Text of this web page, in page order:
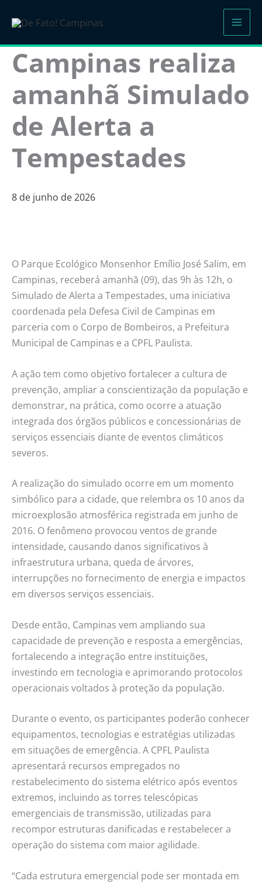
para
conteúdo
Campinas realiza
amanhã Simulado
de Alerta a
Tempestades
8 de junho de 2026
O Parque Ecológico Monsenhor Emílio José Salim, em
Campinas, receberá amanhã (09), das 9h às 12h, o
Simulado de Alerta a Tempestades, uma iniciativa
coordenada pela Defesa Civil de Campinas em
parceria com o Corpo de Bombeiros, a Prefeitura
Municipal de Campinas e a CPFL Paulista.
A ação tem como objetivo fortalecer a cultura de
prevenção, ampliar a conscientização da população e
demonstrar, na prática, como ocorre a atuação
integrada dos órgãos públicos e concessionárias de
serviços essenciais diante de eventos climáticos
severos.
A realização do simulado ocorre em um momento
simbólico para a cidade, que relembra os 10 anos da
microexplosão atmosférica registrada em junho de
2016. O fenômeno provocou ventos de grande
intensidade, causando danos significativos à
infraestrutura urbana, queda de árvores,
interrupções no fornecimento de energia e impactos
em diversos serviços essenciais.
Desde então, Campinas vem ampliando sua
capacidade de prevenção e resposta a emergências,
fortalecendo a integração entre instituições,
investindo em tecnologia e aprimorando protocolos
operacionais voltados à proteção da população.
Durante o evento, os participantes poderão conhecer
equipamentos, tecnologias e estratégias utilizadas
em situações de emergência. A CPFL Paulista
apresentará recursos empregados no
restabelecimento do sistema elétrico após eventos
extremos, incluindo as torres telescópicas
emergenciais de transmissão, utilizadas para
recompor estruturas danificadas e restabelecer a
operação do sistema com maior agilidade.
“Cada estrutura emergencial pode ser montada em